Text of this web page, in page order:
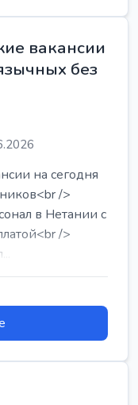
вакансии
без
на сегодня
/>
в Нетании с
/>